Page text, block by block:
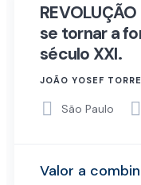
se tornar a
século XXI.
JOÃO YOSEF
São Paulo
Valor a